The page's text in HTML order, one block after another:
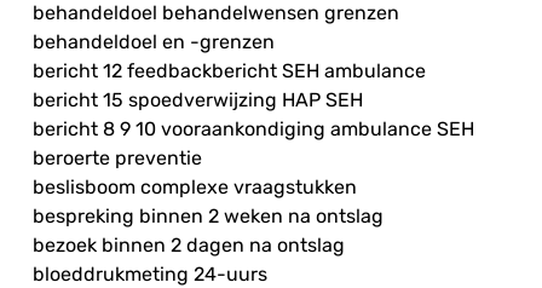
behandeldoel behandelwensen grenzen
behandeldoel en -grenzen
bericht 12 feedbackbericht SEH ambulance
bericht 15 spoedverwijzing HAP SEH
bericht 8 9 10 vooraankondiging ambulance SEH
beroerte preventie
beslisboom complexe vraagstukken
bespreking binnen 2 weken na ontslag
bezoek binnen 2 dagen na ontslag
bloeddrukmeting 24-uurs